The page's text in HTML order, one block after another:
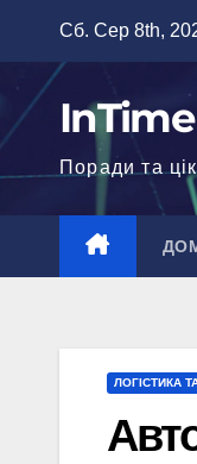
вмісту
Сб. Сер 8th,
InTime
Поради та
ЛОГІСТИКА